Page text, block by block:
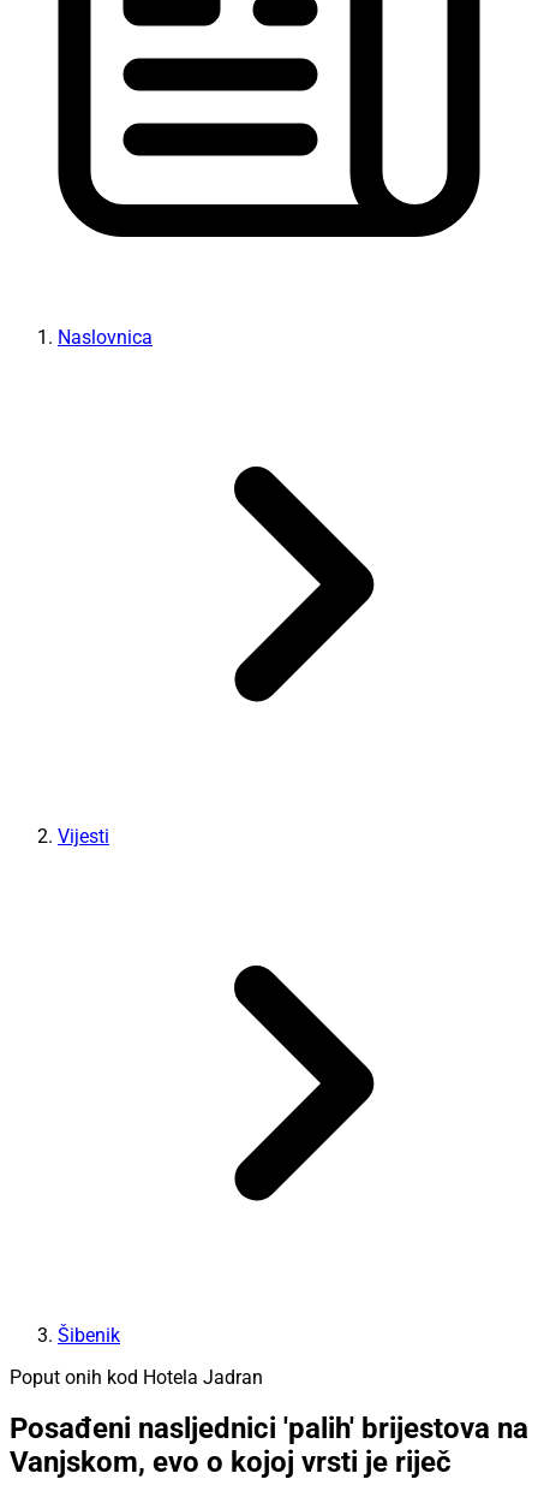
Naslovnica
Vijesti
Šibenik
Poput onih kod Hotela Jadran
Posađeni nasljednici 'palih' brijestova na
Vanjskom, evo o kojoj vrsti je riječ